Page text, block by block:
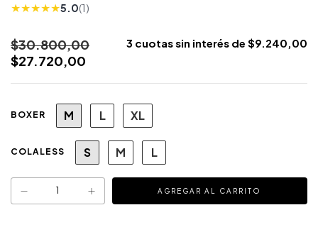
★★★★★5.0(1)
$30.800,00
$27.720,00
3 cuotas sin interés de $9.240,00
BOXER M L XL
COLALESS S M L